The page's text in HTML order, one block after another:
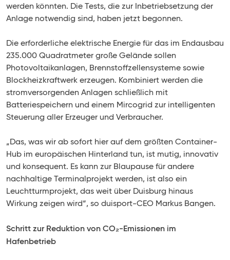
werden könnten. Die Tests, die zur Inbetriebsetzung der
Anlage notwendig sind, haben jetzt begonnen.
Die erforderliche elektrische Energie für das im Endausbau
235.000 Quadratmeter große Gelände sollen
Photovoltaikanlagen, Brennstoffzellensysteme sowie
Blockheizkraftwerk erzeugen. Kombiniert werden die
stromversorgenden Anlagen schließlich mit
Batteriespeichern und einem Mircogrid zur intelligenten
Steuerung aller Erzeuger und Verbraucher.
„Das, was wir ab sofort hier auf dem größten Container-
Hub im europäischen Hinterland tun, ist mutig, innovativ
und konsequent. Es kann zur Blaupause für andere
nachhaltige Terminalprojekt werden, ist also ein
Leuchtturmprojekt, das weit über Duisburg hinaus
Wirkung zeigen wird“, so duisport-CEO Markus Bangen.
Schritt zur Reduktion von CO₂-Emissionen im
Hafenbetrieb